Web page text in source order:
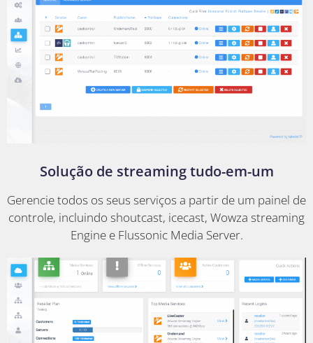
Solução de streaming tudo-em-um
Gerencie todos os seus serviços a partir de um painel de
controle, incluindo shoutcast, icecast, Wowza streaming
Engine e Flussonic Media Server.